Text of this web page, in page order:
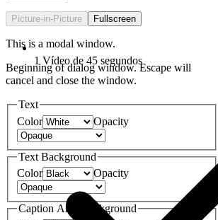
Picture-in-Picture Fullscreen
This is a modal window.
Beginning of dialog window. Escape will
cancel and close the window.
Text
Color
Opacity
Text Background
Color
Opacity
Caption Area Background
1 Vídeo de 45 segundos